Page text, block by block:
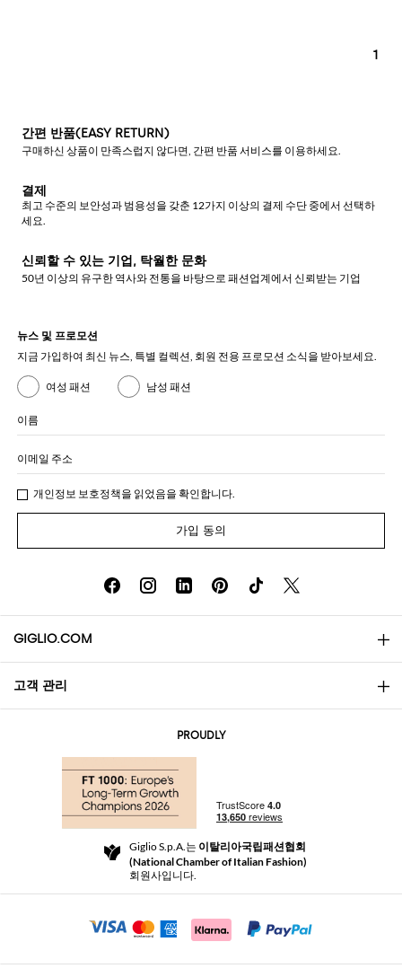
1
간편 반품(EASY RETURN)
구매하신 상품이 만족스럽지 않다면, 간편 반품 서비스를 이용하세요.
결제
최고 수준의 보안성과 범용성을 갖춘 12가지 이상의 결제 수단 중에서 선택하
세요.
신뢰할 수 있는 기업, 탁월한 문화
50년 이상의 유구한 역사와 전통을 바탕으로 패션업계에서 신뢰받는 기업
뉴스 및 프로모션
지금 가입하여 최신 뉴스, 특별 컬렉션, 회원 전용 프로모션 소식을 받아보세요.
여성 패션 남성 패션
이름
이메일 주소
개인정보 보호정책을 읽었음을 확인합니다.
가입 동의
GIGLIO.COM
소개
Community Store
Beauty Seekers VIP Club
고객 관리
반품 및 환불
For a safe shopping experience
Security Communication
PROUDLY
Giglio S.p.A.는 이탈리아국립패션협회
(National Chamber of Italian Fashion)
회원사입니다.